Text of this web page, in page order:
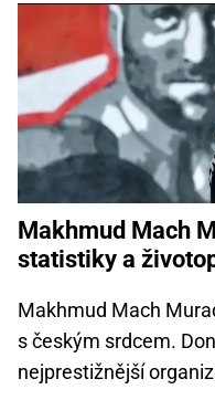
Makhmud Mach
statistiky a
Makhmud Mach
s českým srdcem.
nejprestižnější